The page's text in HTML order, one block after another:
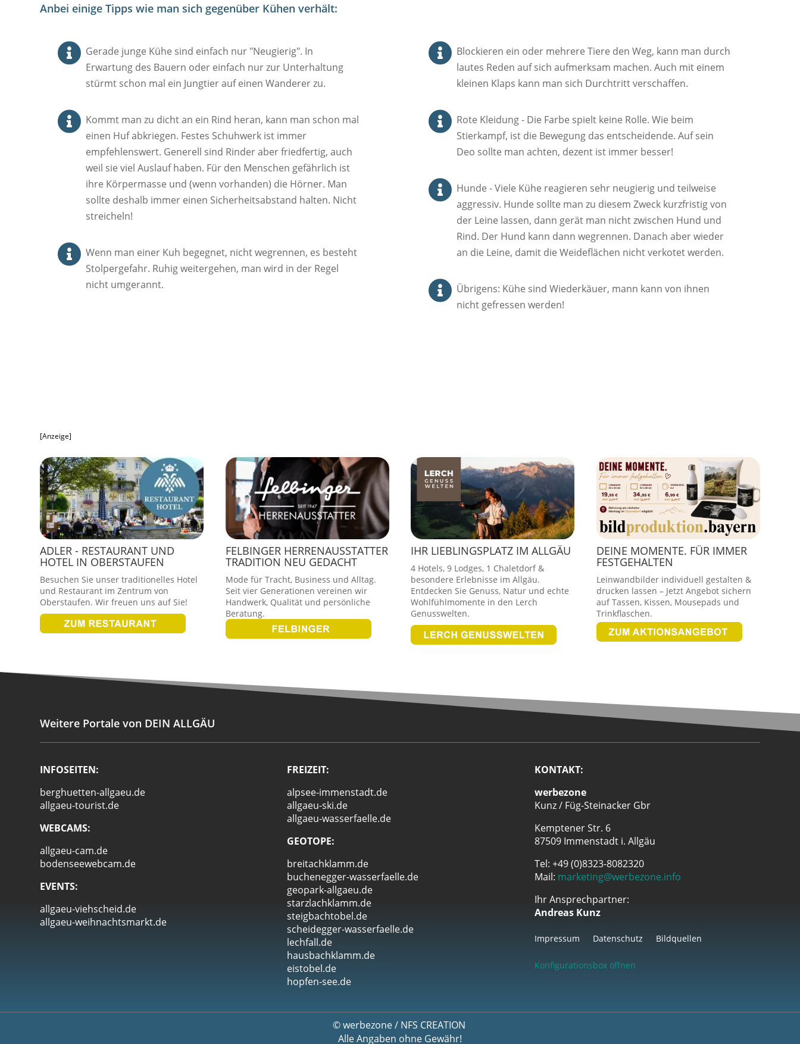
Anbei einige Tipps wie man sich gegenüber Kühen verhält:
 Gerade junge Kühe sind einfach nur "Neugierig". In
Erwartung des Bauern oder einfach nur zur Unterhaltung
stürmt schon mal ein Jungtier auf einen Wanderer zu.
 Kommt man zu dicht an ein Rind heran, kann man schon mal
einen Huf abkriegen. Festes Schuhwerk ist immer
empfehlenswert. Generell sind Rinder aber friedfertig, auch
weil sie viel Auslauf haben. Für den Menschen gefährlich ist
ihre Körpermasse und (wenn vorhanden) die Hörner. Man
sollte deshalb immer einen Sicherheitsabstand halten. Nicht
streicheln!
 Wenn man einer Kuh begegnet, nicht wegrennen, es besteht
Stolpergefahr. Ruhig weitergehen, man wird in der Regel
nicht umgerannt.
 Blockieren ein oder mehrere Tiere den Weg, kann man durch
lautes Reden auf sich aufmerksam machen. Auch mit einem
kleinen Klaps kann man sich Durchtritt verschaffen.
 Rote Kleidung - Die Farbe spielt keine Rolle. Wie beim
Stierkampf, ist die Bewegung das entscheidende. Auf sein
Deo sollte man achten, dezent ist immer besser!
 Hunde - Viele Kühe reagieren sehr neugierig und teilweise
aggressiv. Hunde sollte man zu diesem Zweck kurzfristig von
der Leine lassen, dann gerät man nicht zwischen Hund und
Rind. Der Hund kann dann wegrennen. Danach aber wieder
an die Leine, damit die Weideflächen nicht verkotet werden.
 Übrigens: Kühe sind Wiederkäuer, mann kann von ihnen
nicht gefressen werden!
[Anzeige]
ADLER - RESTAURANT UND
HOTEL IN OBERSTAUFEN
Besuchen Sie unser traditionelles Hotel
und Restaurant im Zentrum von
Oberstaufen. Wir freuen uns auf Sie!
FELBINGER HERRENAUSSTATTER
TRADITION NEU GEDACHT
Mode für Tracht, Business und Alltag.
Seit vier Generationen vereinen wir
Handwerk, Qualität und persönliche
Beratung.
IHR LIEBLINGSPLATZ IM ALLGÄU
4 Hotels, 9 Lodges, 1 Chaletdorf &
besondere Erlebnisse im Allgäu.
Entdecken Sie Genuss, Natur und echte
Wohlfühlmomente in den Lerch
Genusswelten.
DEINE MOMENTE. FÜR IMMER
FESTGEHALTEN
Leinwandbilder individuell gestalten &
drucken lassen – Jetzt Angebot sichern
auf Tassen, Kissen, Mousepads und
Trinkflaschen.
Weitere Portale von DEIN ALLGÄU
INFOSEITEN:
berghuetten-allgaeu.de
allgaeu-tourist.de
WEBCAMS:
allgaeu-cam.de
bodenseewebcam.de
EVENTS:
allgaeu-viehscheid.de
allgaeu-weihnachtsmarkt.de
FREIZEIT:
alpsee-immenstadt.de
allgaeu-ski.de
allgaeu-wasserfaelle.de
GEOTOPE:
breitachklamm.de
buchenegger-wasserfaelle.de
geopark-allgaeu.de
starzlachklamm.de
steigbachtobel.de
scheidegger-wasserfaelle.de
lechfall.de
hausbachklamm.de
eistobel.de
hopfen-see.de
KONTAKT:
werbezone
Kunz / Füg-Steinacker Gbr
Kemptener Str. 6
87509 Immenstadt i. Allgäu
Tel: +49 (0)8323-8082320
Mail: marketing@werbezone.info
Ihr Ansprechpartner:
Andreas Kunz
Impressum Datenschutz Bildquellen
Konfigurationsbox öffnen
©werbezone/ NFS CREATION
Alle Angaben ohne Gewähr!